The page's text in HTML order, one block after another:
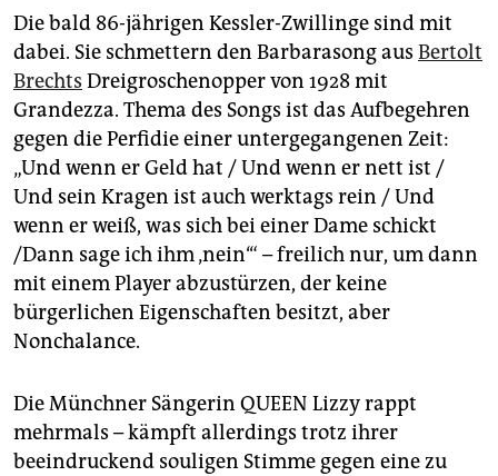
Die bald 86-jährigen Kessler-Zwillinge sind mit
dabei. Sie schmettern den Barbarasong aus Bertolt
Brechts Dreigroschenopper von 1928 mit
Grandezza. Thema des Songs ist das Aufbegehren
gegen die Perfidie einer untergegangenen Zeit:
„Und wenn er Geld hat / Und wenn er nett ist /
Und sein Kragen ist auch werktags rein / Und
wenn er weiß, was sich bei einer Dame schickt
/Dann sage ich ihm ‚nein‘“ – freilich nur, um dann
mit einem Player abzustürzen, der keine
bürgerlichen Eigenschaften besitzt, aber
Nonchalance.
Die Münchner Sängerin QUEEN Lizzy rappt
mehrmals – kämpft allerdings trotz ihrer
beeindruckend souligen Stimme gegen eine zu